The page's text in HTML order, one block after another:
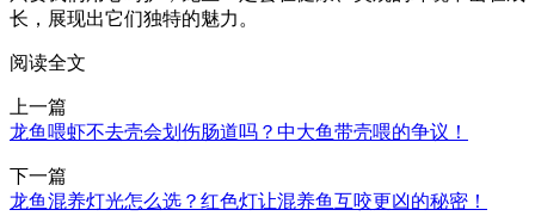
长，展现出它们独特的魅力。
阅读全文
上一篇
龙鱼喂虾不去壳会划伤肠道吗？中大鱼带壳喂的争议！
下一篇
龙鱼混养灯光怎么选？红色灯让混养鱼互咬更凶的秘密！